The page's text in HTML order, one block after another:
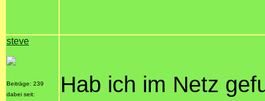
steve
Beiträge: 239
dabei seit:
Hab ich im Netz